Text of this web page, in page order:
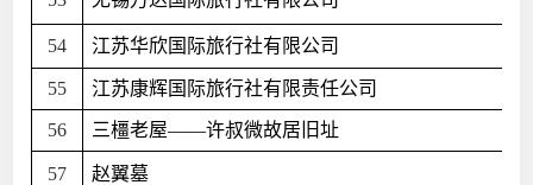
54 江苏华欣国际旅行社有限公司
55 江苏康辉国际旅行社有限责任公司
56 三橿老屋——许叔微故居旧址
57 赵翼墓